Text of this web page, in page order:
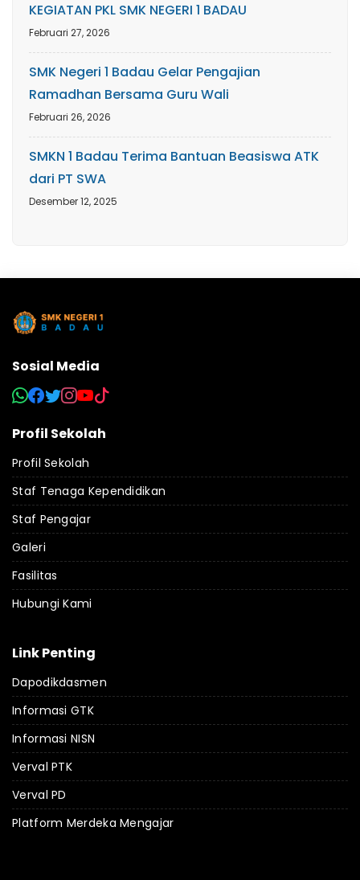
KEGIATAN PKL SMK NEGERI 1 BADAU
Februari 27, 2026
SMK Negeri 1 Badau Gelar Pengajian
Ramadhan Bersama Guru Wali
Februari 26, 2026
SMKN 1 Badau Terima Bantuan Beasiswa ATK
dari PT SWA
Desember 12, 2025
Sosial Media
Profil Sekolah
Profil Sekolah
Staf Tenaga Kependidikan
Staf Pengajar
Galeri
Fasilitas
Hubungi Kami
Link Penting
Dapodikdasmen
Informasi GTK
Informasi NISN
Verval PTK
Verval PD
Platform Merdeka Mengajar